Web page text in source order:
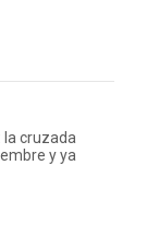
la cruzada
y ya